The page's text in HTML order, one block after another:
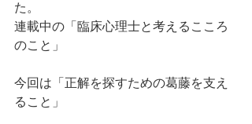
た。
連載中の「臨床心理士と考えるこころ
のこと」
今回は「正解を探すための葛藤を支え
ること」